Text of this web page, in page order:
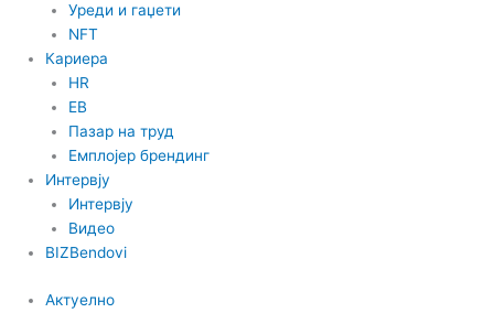
Уреди и гаџети
NFT
Кариера
HR
EB
Пазар на труд
Емплојер брендинг
Интервју
Интервју
Видео
BIZBendovi
Актуелно